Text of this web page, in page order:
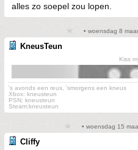
alles zo soepel zou lopen.
• woensdag 8
KneusTeun
Kiss
's avonds een reus, 'smorgens een kneus
Xbox: kneusteun
PSN: kneusteun
Steam:kneusteun
• woensdag 15
Cliffy